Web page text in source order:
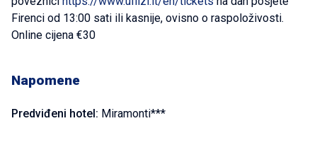
Firenci od 13:00 sati ili kasnije, ovisno o raspoloživosti.
Online cijena €30
Napomene
Predviđeni hotel: Miramonti***